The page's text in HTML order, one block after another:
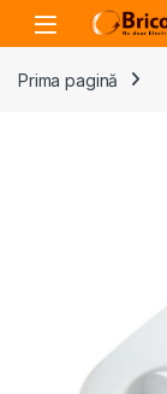
Skip to navigation
Skip to content
Open
Prima pagină